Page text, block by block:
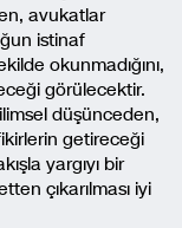
avukatlar
istinaf
okunmadığını,
görülecektir.
düşünceden,
getireceği
yargıyı bir
çıkarılması iyi